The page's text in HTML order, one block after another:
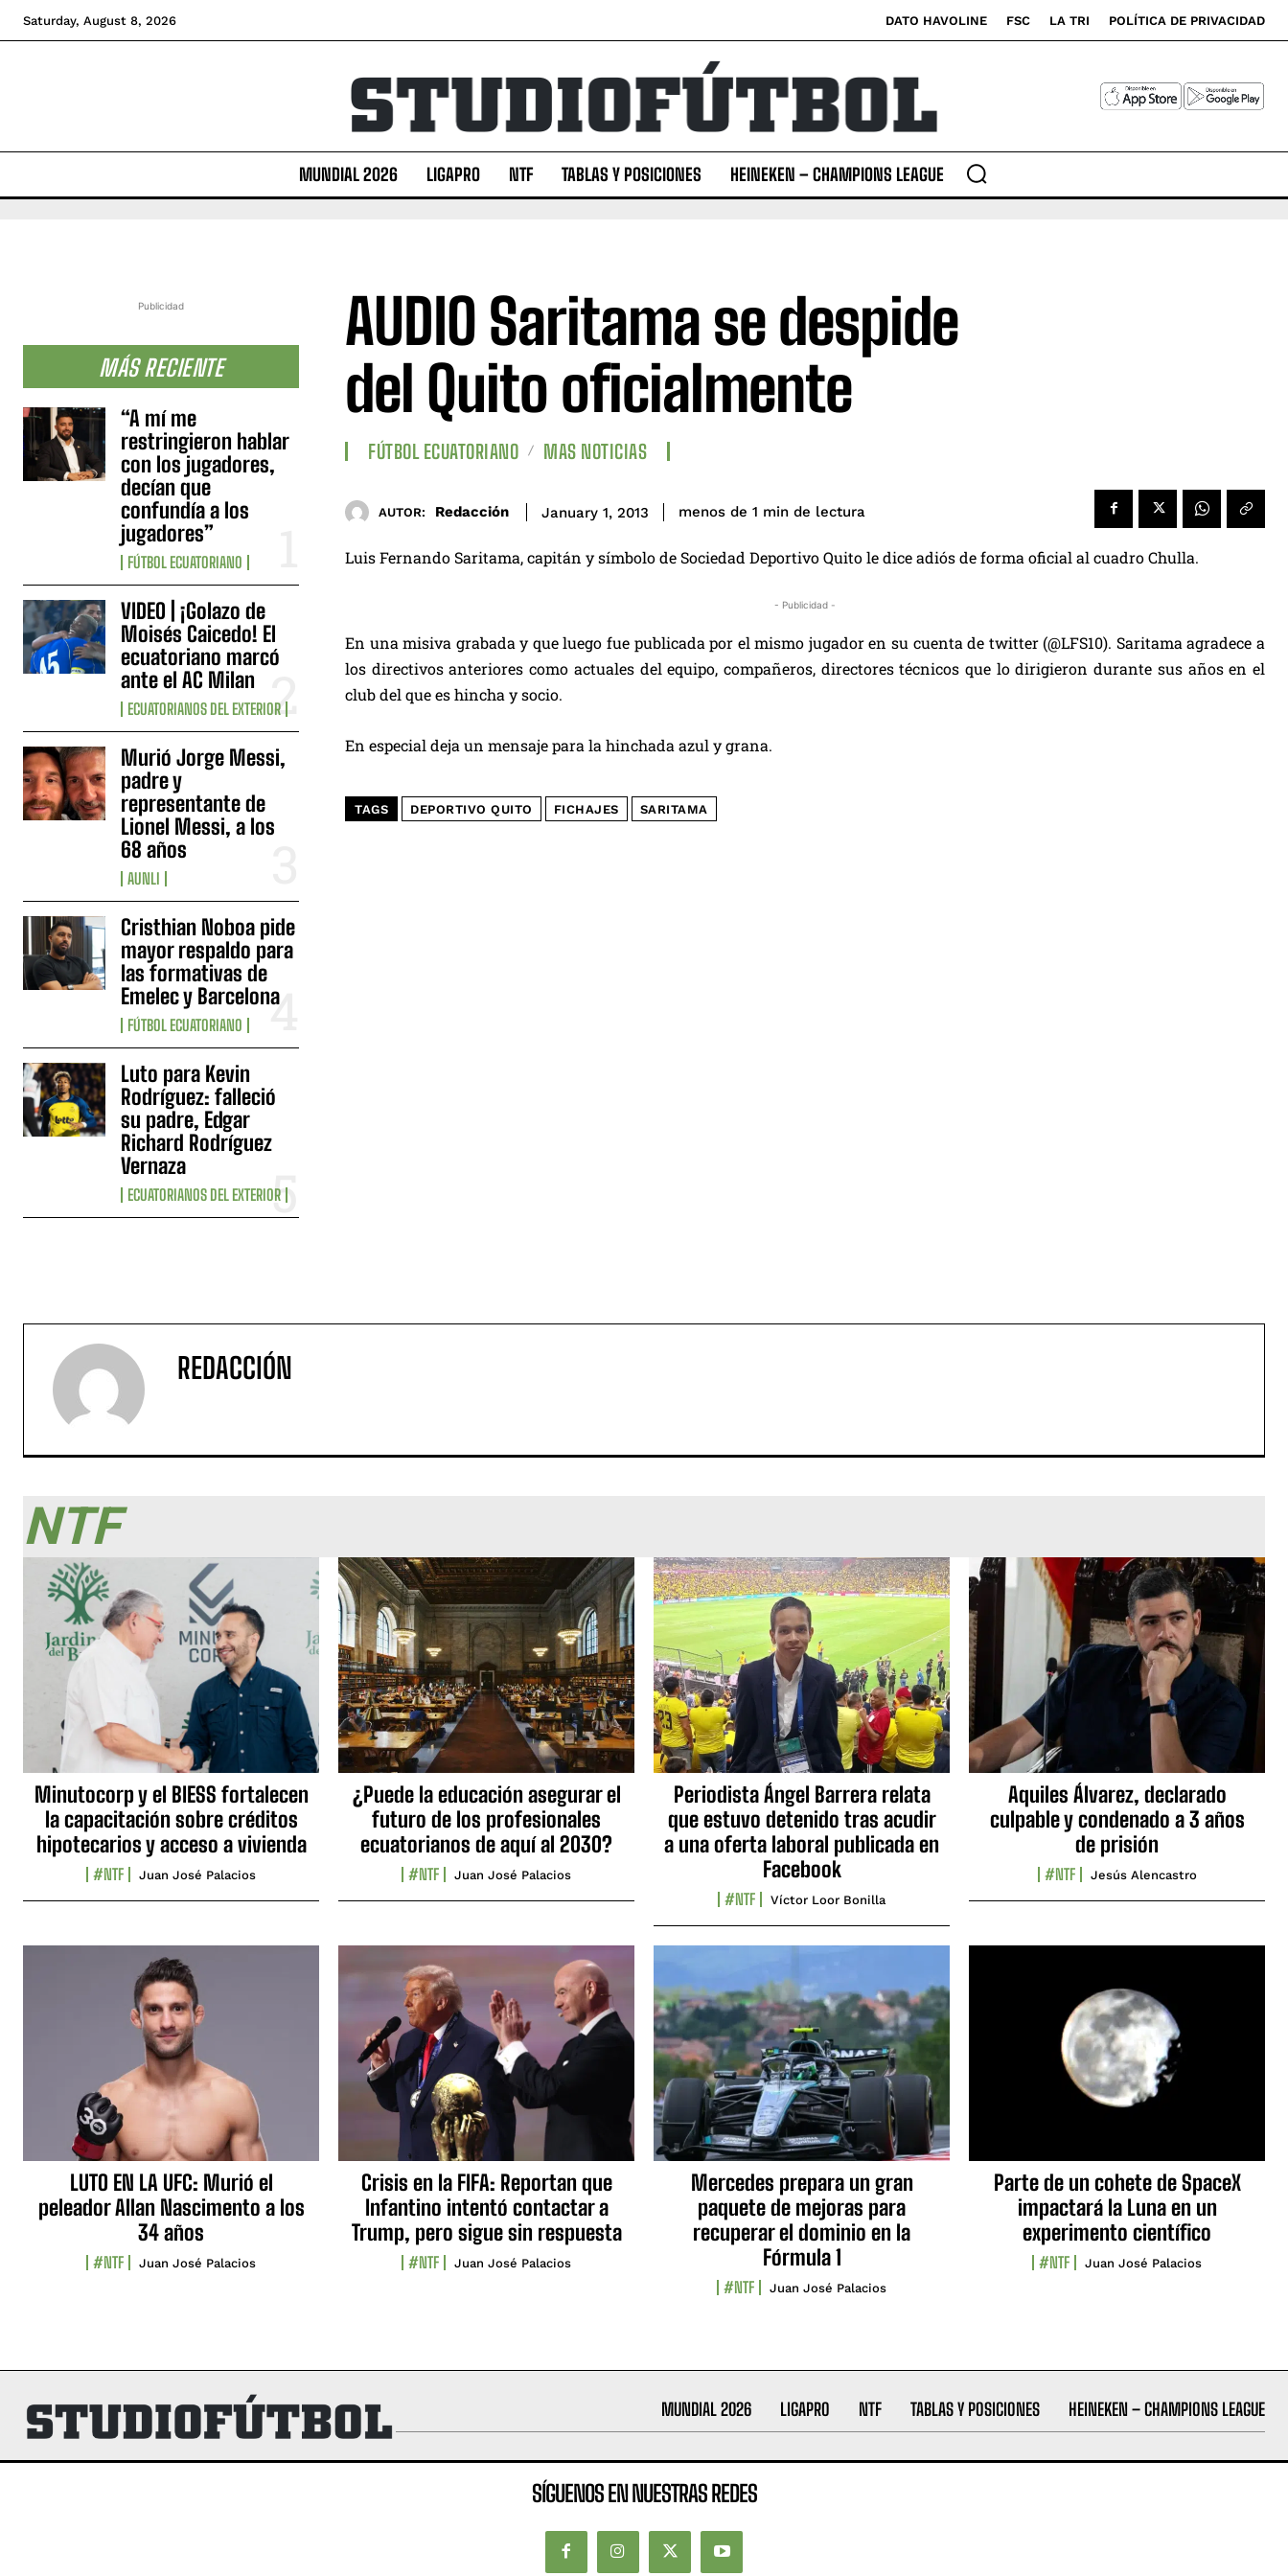
Saturday, August 8, 2026 DATO HAVOLINE FSC LA TRI POLÍTICA DE PRIVACIDAD
MUNDIAL 2026 LIGAPRO NTF TABLAS Y POSICIONES HEINEKEN – CHAMPIONS LEAGUE
Publicidad
MÁS RECIENTE
“A mí me
restringieron hablar
con los jugadores,
decían que
confundía a los
jugadores”
FÚTBOL ECUATORIANO
VIDEO | ¡Golazo de
Moisés Caicedo! El
ecuatoriano marcó
ante el AC Milan
ECUATORIANOS DEL EXTERIOR
Murió Jorge Messi,
padre y
representante de
Lionel Messi, a los
68 años
AUNLI
Cristhian Noboa pide
mayor respaldo para
las formativas de
Emelec y Barcelona
FÚTBOL ECUATORIANO
Luto para Kevin
Rodríguez: falleció
su padre, Edgar
Richard Rodríguez
Vernaza
ECUATORIANOS DEL EXTERIOR
AUDIO Saritama se despide
del Quito oficialmente
FÚTBOL ECUATORIANO MAS NOTICIAS
AUTOR: Redacción January 1, 2013 menos de 1 min de lectura
Luis Fernando Saritama, capitán y símbolo de Sociedad Deportivo Quito le dice adiós de forma oficial al cuadro Chulla.
- Publicidad -
En una misiva grabada y que luego fue publicada por el mismo jugador en su cuenta de twitter (@LFS10). Saritama agradece a
los directivos anteriores como actuales del equipo, compañeros, directores técnicos que lo dirigieron durante sus años en el
club del que es hincha y socio.
En especial deja un mensaje para la hinchada azul y grana.
TAGS DEPORTIVO QUITO FICHAJES SARITAMA
REDACCIÓN
NTF
Minutocorp y el BIESS fortalecen
la capacitación sobre créditos
hipotecarios y acceso a vivienda
#NTF Juan José Palacios
¿Puede la educación asegurar el
futuro de los profesionales
ecuatorianos de aquí al 2030?
#NTF Juan José Palacios
Periodista Ángel Barrera relata
que estuvo detenido tras acudir
a una oferta laboral publicada en
Facebook
#NTF Víctor Loor Bonilla
Aquiles Álvarez, declarado
culpable y condenado a 3 años
de prisión
#NTF Jesús Alencastro
LUTO EN LA UFC: Murió el
peleador Allan Nascimento a los
34 años
#NTF Juan José Palacios
Crisis en la FIFA: Reportan que
Infantino intentó contactar a
Trump, pero sigue sin respuesta
#NTF Juan José Palacios
Mercedes prepara un gran
paquete de mejoras para
recuperar el dominio en la
Fórmula 1
#NTF Juan José Palacios
Parte de un cohete de SpaceX
impactará la Luna en un
experimento científico
#NTF Juan José Palacios
MUNDIAL 2026 LIGAPRO NTF TABLAS Y POSICIONES HEINEKEN – CHAMPIONS LEAGUE
SÍGUENOS EN NUESTRAS REDES